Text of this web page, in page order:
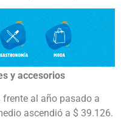
y accesorios
frente al año pasado a
ascendió a $ 39.126.